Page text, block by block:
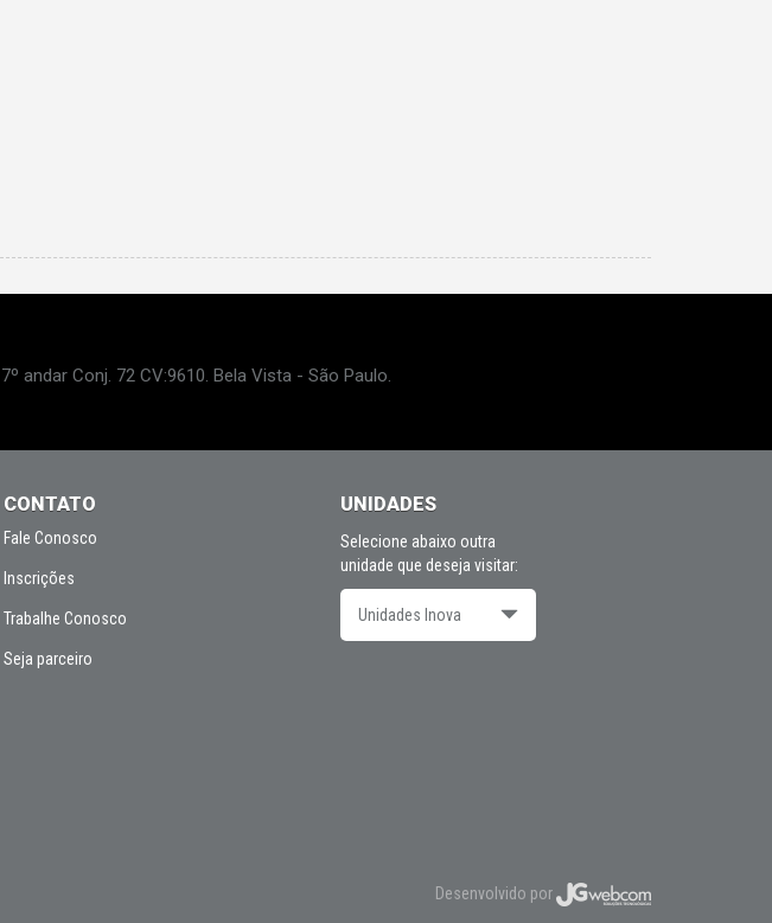
andar Conj. 72 CV:9610. Bela Vista - São Paulo.
CONTATO
Fale Conosco
Inscrições
Trabalhe Conosco
Seja parceiro
UNIDADES
Selecione abaixo outra
unidade que deseja visitar:
Unidades Inova
Desenvolvido por